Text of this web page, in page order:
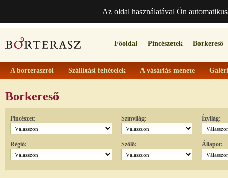
Az oldal használatával Ön
Főoldal Pincészetek Borkereső
A borteraszról Szállítási feltételek A vásárlás menete
Borkereső
Pincészet: Színvilág: Ízvilág:
Régió: Szőlő: Állapot: